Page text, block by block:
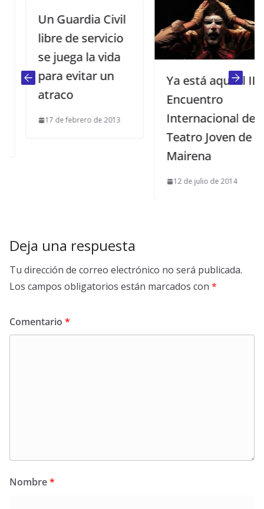
Un Guardia Civil
libre de servicio
se juega la vida
para evitar un
atraco
17 de febrero de 2013
Ya está aquí el III
Encuentro
Internacional de
Teatro Joven de
Mairena
12 de julio de 2014
Deja una respuesta
Tu dirección de correo electrónico no será publicada.
Los campos obligatorios están marcados con *
Comentario *
Nombre*